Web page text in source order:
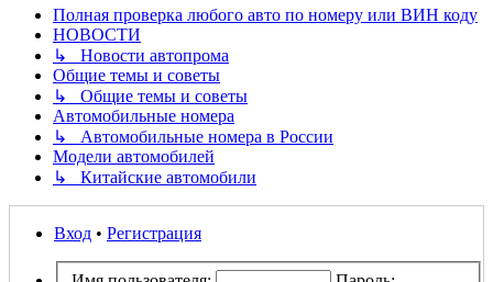
Полная проверка любого авто по номеру или ВИН коду
НОВОСТИ
↳ Новости автопрома
Общие темы и советы
↳ Общие темы и советы
Автомобильные номера
↳ Автомобильные номера в России
Модели автомобилей
↳ Китайские автомобили
Вход • Регистрация